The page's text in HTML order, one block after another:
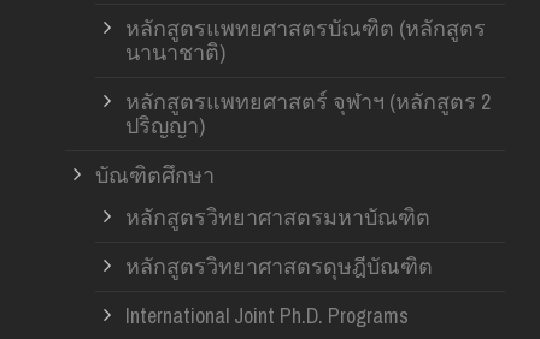
หลักสูตรแพทยศาสตรบัณฑิต (หลักสูตร
นานาชาติ)
หลักสูตรแพทยศาสตร์ จุฬาฯ (หลักสูตร 2
ปริญญา)
บัณฑิตศึกษา
หลักสูตรวิทยาศาสตรมหาบัณฑิต
หลักสูตรวิทยาศาสตรดุษฎีบัณฑิต
International Joint Ph.D. Programs